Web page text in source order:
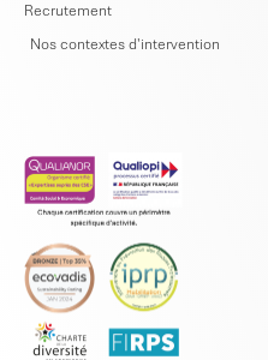
Recrutement
Nos contextes d'intervention